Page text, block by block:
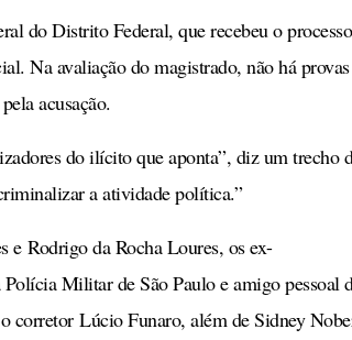
do Distrito Federal, que recebeu o processo
Na avaliação do magistrado, não há
acusação.
do ilícito que aponta”, diz um trecho
a atividade política.”
e Rodrigo da Rocha Loures, os ex-
Militar de São Paulo e amigo pessoal
corretor Lúcio Funaro, além de Sidney